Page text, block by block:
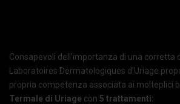
Consapevoli dell’importanza di una corretta
Laboratoires Dermatologiques d’Uriage
propria competenza associata ai molteplici
Termale di Uriage con 5 trattamenti: